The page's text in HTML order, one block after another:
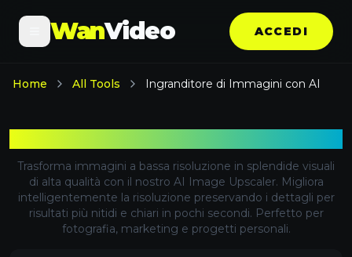
WanVideo ACCEDI
Home All Tools Ingranditore di Immagini con AI
Trasforma immagini a bassa risoluzione in splendide visuali
di alta qualità con il nostro AI Image Upscaler. Migliora
intelligentemente la risoluzione preservando i dettagli per
risultati più nitidi e chiari in pochi secondi. Perfetto per
fotografia, marketing e progetti personali.